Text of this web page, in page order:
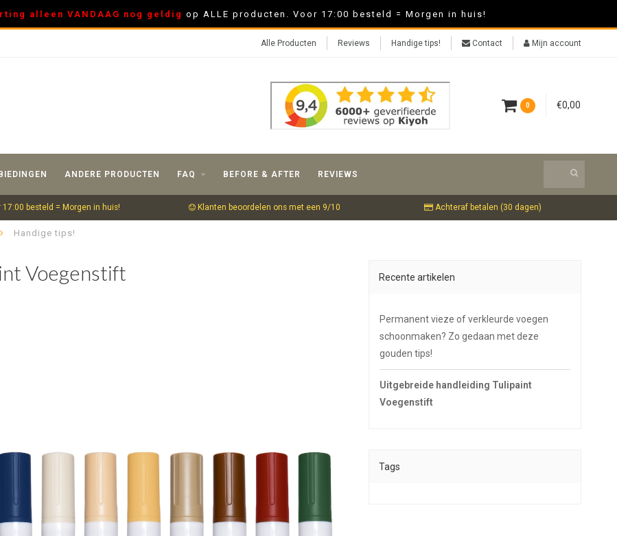
alleen VANDAAG nog geldig op ALLE producten. Voor 17:00 besteld = Morgen in huis!
Alle Producten Reviews Handige tips! Contact Mijn account
0 €0,00
ANDERE PRODUCTEN FAQ BEFORE & AFTER REVIEWS
besteld = Morgen in huis! Klanten beoordelen ons met een 9/10 Achteraf betalen (30 dagen)
Handige tips!
Voegenstift Recente artikelen
Permanent vieze of verkleurde voegen
schoonmaken? Zo gedaan met deze
gouden tips!
Uitgebreide handleiding Tulipaint
Voegenstift
Tags